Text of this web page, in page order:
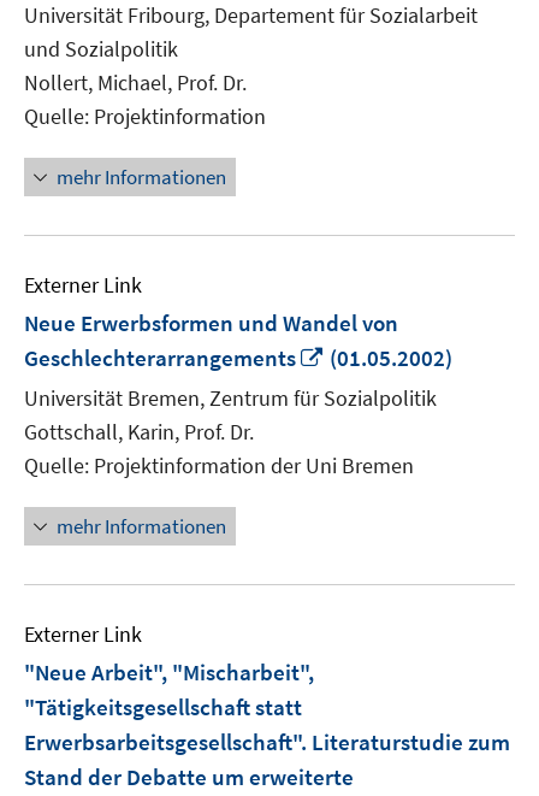
öffnen
Universität Fribourg, Departement für Sozialarbeit
und Sozialpolitik
Nollert, Michael, Prof. Dr.
Quelle: Projektinformation
mehr Informationen
Externer Link
Neue Erwerbsformen und Wandel von
Geschlechterarrangements
In
neuem
Fenster
(01.05.2002)
Universität Bremen, Zentrum für Sozialpolitik
Gottschall, Karin, Prof. Dr.
Quelle: Projektinformation der Uni Bremen
mehr Informationen
Externer Link
"Neue Arbeit", "Mischarbeit",
"Tätigkeitsgesellschaft statt
Erwerbsarbeitsgesellschaft". Literaturstudie zum
Stand der Debatte um erweiterte